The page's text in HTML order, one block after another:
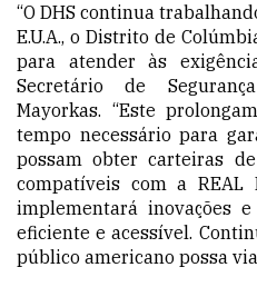
“O DHS continua
E.U.A., o Distrito de
para atender às
Secretário de
Mayorkas. “Este
tempo necessário para
possam obter carteiras
compatíveis com a REAL
implementará inovações
eficiente e acessível.
público americano possa